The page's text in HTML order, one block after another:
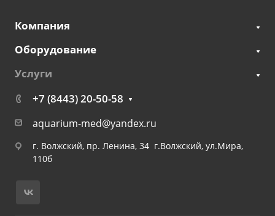
Компания
Оборудование
Услуги
+7 (8443) 20-50-58
aquarium-med@yandex.ru
г. Волжский, пр. Ленина, 34 г.Волжский, ул.Мира,
110б